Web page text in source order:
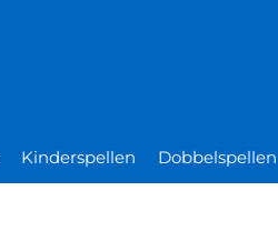
Kinderspellen Dobbelspellen